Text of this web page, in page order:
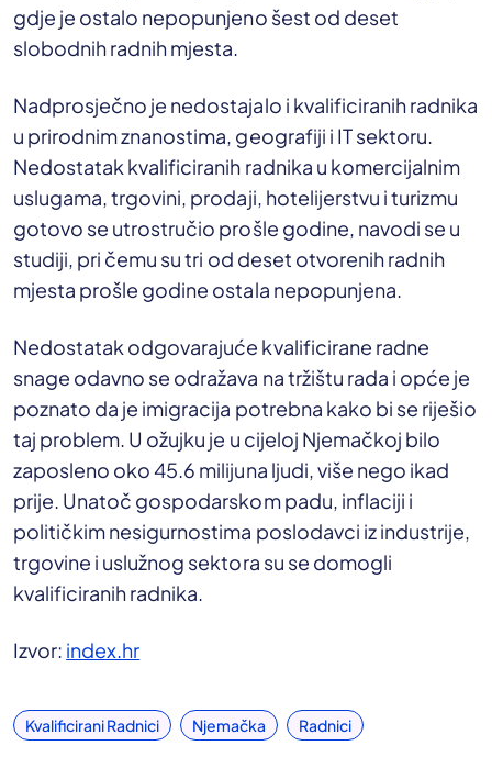
gdje je ostalo nepopunjeno šest od deset
slobodnih radnih mjesta.
Nadprosječno je nedostajalo i kvalificiranih radnika
u prirodnim znanostima, geografiji i IT sektoru.
Nedostatak kvalificiranih radnika u komercijalnim
uslugama, trgovini, prodaji, hotelijerstvu i turizmu
gotovo se utrostručio prošle godine, navodi se u
studiji, pri čemu su tri od deset otvorenih radnih
mjesta prošle godine ostala nepopunjena.
Nedostatak odgovarajuće kvalificirane radne
snage odavno se odražava na tržištu rada i opće je
poznato da je imigracija potrebna kako bi se riješio
taj problem. U ožujku je u cijeloj Njemačkoj bilo
zaposleno oko 45.6 milijuna ljudi, više nego ikad
prije. Unatoč gospodarskom padu, inflaciji i
političkim nesigurnostima poslodavci iz industrije,
trgovine i uslužnog sektora su se domogli
kvalificiranih radnika.
Izvor: index.hr
Kvalificirani Radnici Njemačka Radnici